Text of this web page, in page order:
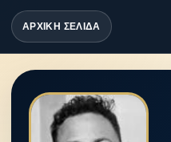
ΑΡΧΙΚΗ ΣΕΛΙΔΑ